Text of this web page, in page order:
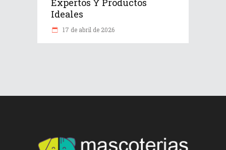
Expertos Y Productos
Ideales
17 de abril de 2026